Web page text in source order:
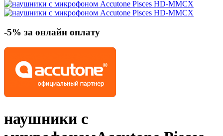
-5% за онлайн оплату
наушники с